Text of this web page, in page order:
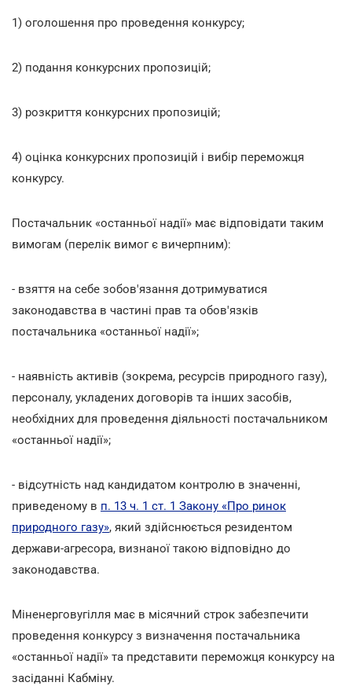
1) оголошення про проведення конкурсу;
2) подання конкурсних пропозицій;
3) розкриття конкурсних пропозицій;
4) оцінка конкурсних пропозицій і вибір переможця
конкурсу.
Постачальник «останньої надії» має відповідати таким
вимогам (перелік вимог є вичерпним):
- взяття на себе зобов'язання дотримуватися
законодавства в частині прав та обов'язків
постачальника «останньої надії»;
- наявність активів (зокрема, ресурсів природного газу),
персоналу, укладених договорів та інших засобів,
необхідних для проведення діяльності постачальником
«останньої надії»;
- відсутність над кандидатом контролю в значенні,
приведеному в п. 13 ч. 1 ст. 1 Закону «Про ринок
природного газу», який здійснюється резидентом
держави-агресора, визнаної такою відповідно до
законодавства.
Міненерговугілля має в місячний строк забезпечити
проведення конкурсу з визначення постачальника
«останньої надії» та представити переможця конкурсу на
засіданні Кабміну.